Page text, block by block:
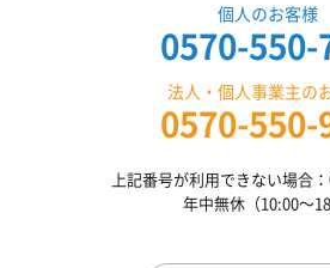
個人のお客様
0570-550-
法人・個人事業主の
0570-550-
上記番号が利用できない場合
年中無休（10:00〜